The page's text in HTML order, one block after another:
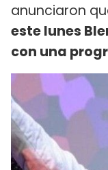
anunciaron
este lunes
con una